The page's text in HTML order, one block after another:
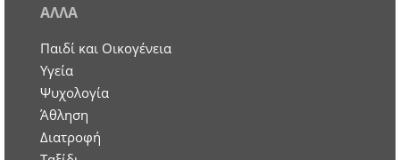
ΑΛΛΑ
Παιδί και Οικογένεια
Υγεία
Ψυχολογία
Άθληση
Διατροφή